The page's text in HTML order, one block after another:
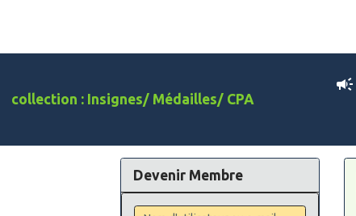
collection : Insignes/ Médailles/ CPA
Devenir Membre